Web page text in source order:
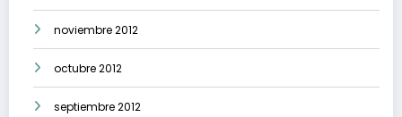
noviembre 2012
octubre 2012
septiembre 2012